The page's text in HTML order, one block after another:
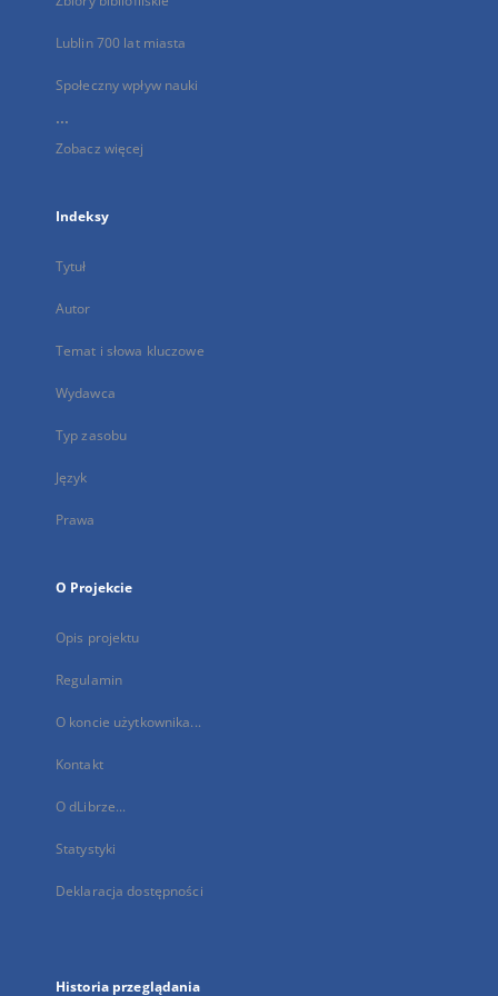
Lublin 700 lat miasta
Społeczny wpływ nauki
...
Zobacz więcej
Indeksy
Tytuł
Autor
Temat i słowa kluczowe
Wydawca
Typ zasobu
Język
Prawa
O Projekcie
Opis projektu
Regulamin
O koncie użytkownika...
Kontakt
O dLibrze...
Statystyki
Deklaracja dostępności
Historia przeglądania